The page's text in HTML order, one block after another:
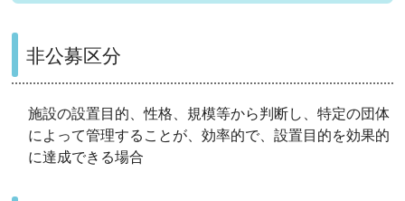
非公募区分
施設の設置目的、性格、規模等から判断し、特定の団体
によって管理することが、効率的で、設置目的を効果的
に達成できる場合